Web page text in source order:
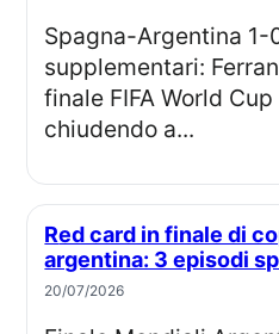
Spagna-Argentina 1-0 ai tempi
supplementari:
finale FIFA World
chiudendo a...
Red card in finale di coppa del mondo
argentina: 3 episodi
20/07/2026